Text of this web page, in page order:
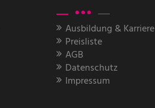
Ausbildung & Karriere
Preisliste
AGB
Datenschutz
Impressum